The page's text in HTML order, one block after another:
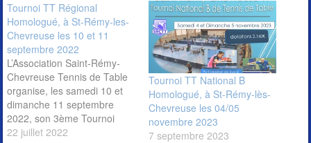
Tournoi TT Régional
Homologué, à St-Rémy-les-
Chevreuse les 10 et 11
septembre 2022
L’Association Saint-Rémy-
Chevreuse Tennis de Table
organise, les samedi 10 et
dimanche 11 septembre
2022, son 3ème Tournoi
Régional de Tennis de
22 juillet 2022
Tournoi TT National B
Homologué, à St-Rémy-lès-
Chevreuse les 04/05
novembre 2023
7 septembre 2023